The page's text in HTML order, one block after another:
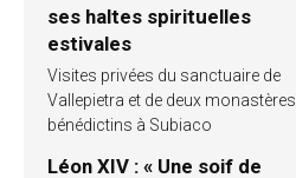
ses haltes spirituelles
estivales
Visites privées du sanctuaire de
Vallepietra et de deux monastères
bénédictins à Subiaco
Léon XIV : « Une soif de